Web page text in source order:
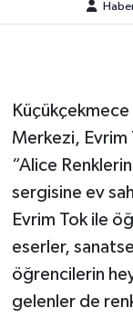
Merkezi, Evrim
“Alice
sergisine ev
Evrim Tok ile
eserler,
öğrencilerin
gelenler de